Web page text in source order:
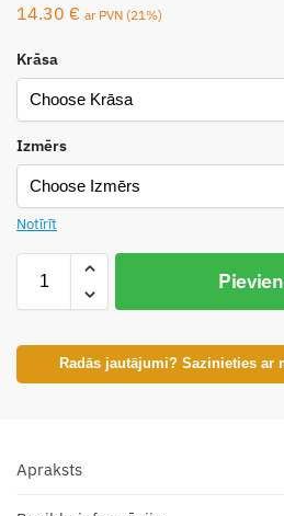
14.30 € ar PVN (21%)
Krāsa
Izmērs
Notīrīt
Radās jautājumi? Sazinieties ar
Apraksts